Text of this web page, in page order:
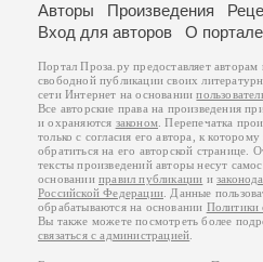
Авторы Произведения
Вход для авторов
О портале
Портал Проза.ру предоставляет авторам
свободной публикации своих
сети Интернет на основании
Все авторские права на произведения
и охраняются законом . Перепечатка
только с согласия его автора, к
обратиться на его авторской странице.
тексты произведений авторы несут
основанииправил публикации и
Российской Федерации . Данные
обрабатываются на основании Политики
Вы также можете посмотреть более
связаться с администрацией